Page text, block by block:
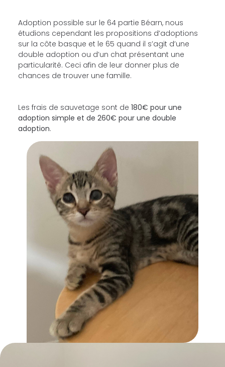
Adoption possible sur le 64 partie Béarn, nous
étudions cependant les propositions d’adoptions
sur la côte basque et le 65 quand il s’agit d’une
double adoption ou d’un chat présentant une
particularité. Ceci afin de leur donner plus de
chances de trouver une famille.
Les frais de sauvetage sont de 180€ pour une
adoption simple et de 260€ pour une double
adoption.